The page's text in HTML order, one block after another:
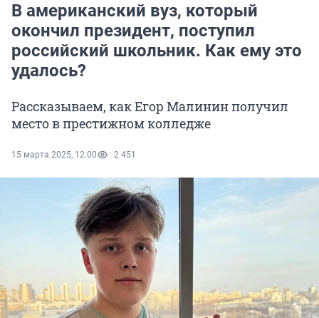
В американский вуз, который
окончил президент, поступил
российский школьник. Как ему это
удалось?
Рассказываем, как Егор Малинин получил
место в престижном колледже
15 марта 2025, 12:00 2 451